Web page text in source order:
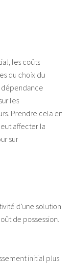
les coûts
du choix du
dépendance
les
Prendre cela en
affecter la
sur
d'une solution
de possession.
initial plus